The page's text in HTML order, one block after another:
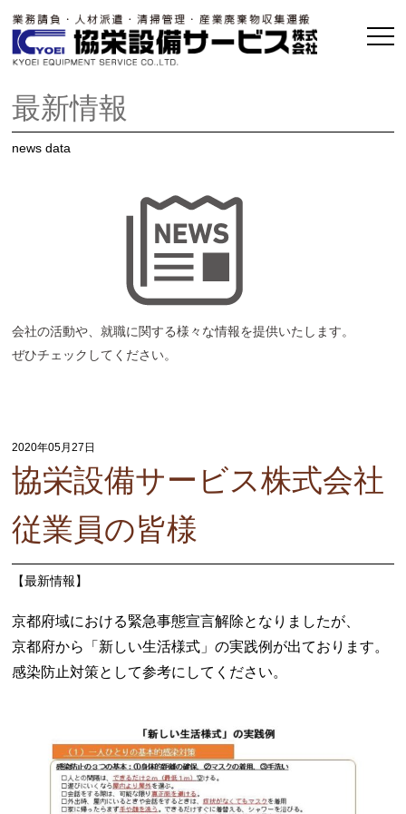
最新情報
news data
会社の活動や、就職に関する様々な情報を提供いたします。
ぜひチェックしてください。
2020年05月27日
協栄設備サービス株式会社
従業員の皆様
【最新情報】
京都府域における緊急事態宣言解除となりましたが、
京都府から「新しい生活様式」の実践例が出ております。
感染防止対策として参考にしてください。